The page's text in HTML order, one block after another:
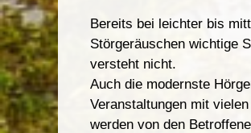
Bereits bei leichter bis mit
Störgeräuschen wichtige
versteht nicht.
Auch die modernste
Veranstaltungen mit
werden von den